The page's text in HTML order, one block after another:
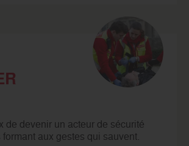
de devenir un acteur de sécurité
aux gestes qui sauvent.